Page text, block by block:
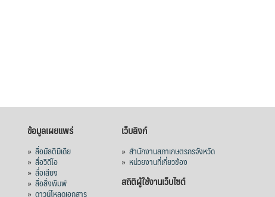
สภาเกษตรกรแห่งชาติ
คณะรัฐมนตรี อนุมัติโครงการอ่างเก็บน้ำ
ข้อมูลเผยแพร่
» สื่อมัลติมีเดีย
» สื่อวิดีโอ
» สื่อเสียง
» สื่อสิ่งพิมพ์
» ดาวน์โหลดเอกสาร
เว็บลิงก์
» สำนักงานสภาเกษตรกรจังหวัด
» หน่วยงานที่เกี่ยวข้อง
สถิติผู้ใช้งานเว็บไซต์